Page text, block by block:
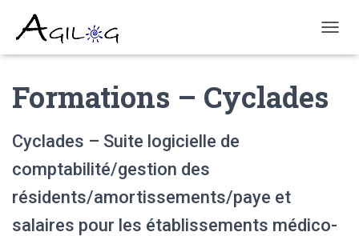
O
T
Formations – Cyclades
Cyclades – Suite logicielle de
comptabilité/gestion des
résidents/amortissements/paye et
salaires pour les établissements médico-